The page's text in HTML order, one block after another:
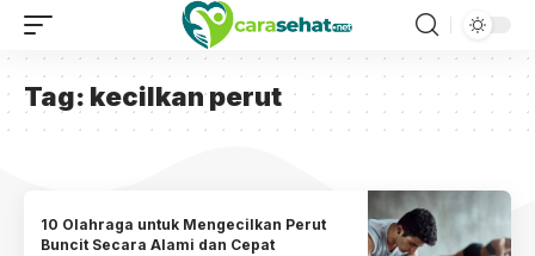
Tag: kecilkan perut
10 Olahraga untuk Mengecilkan Perut
Buncit Secara Alami dan Cepat